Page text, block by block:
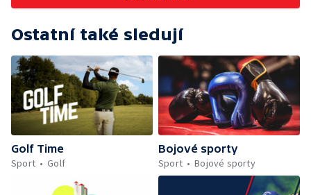
Ostatní také sledují
Golf Time
Sport
Golf
Bojové sporty
Sport
Bojové sporty